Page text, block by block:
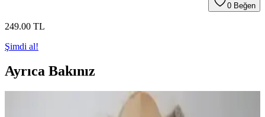
0 Beğen
249.00 TL
Şimdi al!
Ayrıca Bakınız
Çeyiz Diyarı Fransız Dantelli Belinda Gelin Seti: